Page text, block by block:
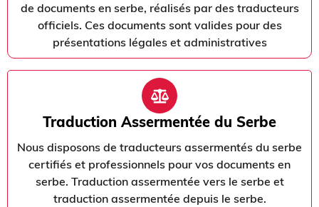
de documents en serbe, réalisés par des traducteurs
officiels. Ces documents sont valides pour des
présentations légales et administratives
Traduction Assermentée du Serbe
Nous disposons de traducteurs assermentés du serbe
certifiés et professionnels pour vos documents en
serbe. Traduction assermentée vers le serbe et
traduction assermentée depuis le serbe.